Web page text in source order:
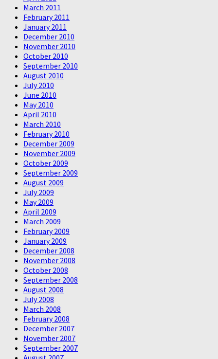
March 2011
February 2011
January 2011
December 2010
November 2010
October 2010
September 2010
August 2010
July 2010
June 2010
May 2010
April 2010
March 2010
February 2010
December 2009
November 2009
October 2009
September 2009
August 2009
July 2009
May 2009
April 2009
March 2009
February 2009
January 2009
December 2008
November 2008
October 2008
September 2008
August 2008
July 2008
March 2008
February 2008
December 2007
November 2007
September 2007